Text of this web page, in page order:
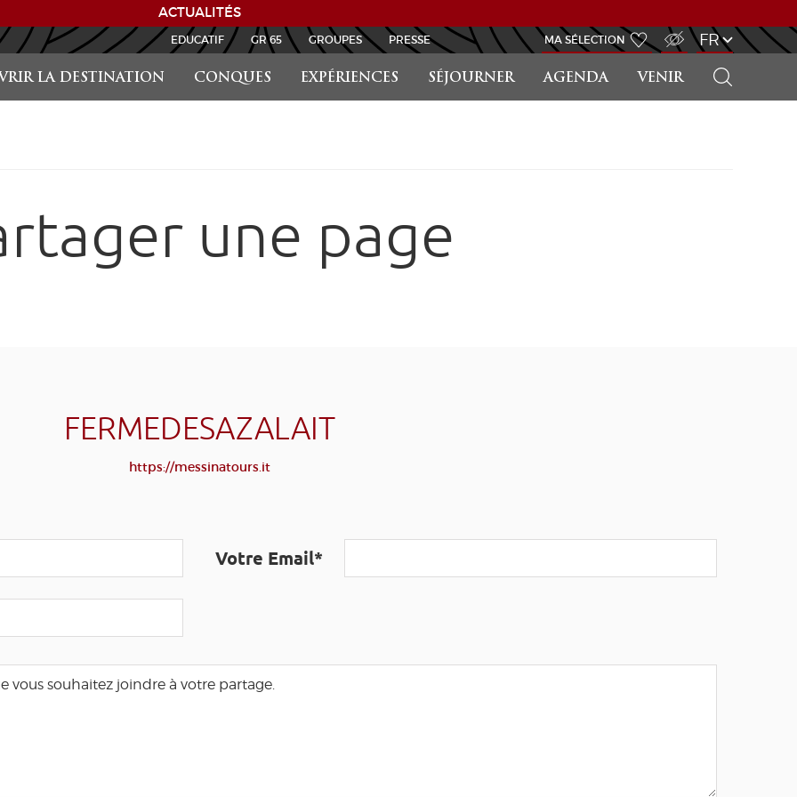
ACTUALITÉS
LA DESTINATION CONQUES EXPÉRIENCES SÉJOURNER AGENDA VENIR
EDUCATIF GR 65 GROUPES PRESSE MA SÉLECTION FR
une page
FERMEDESAZALAIT
https://messinatours.it
Votre Email*